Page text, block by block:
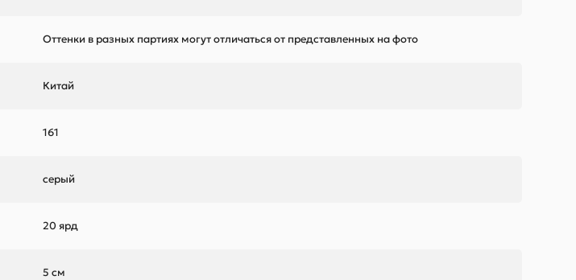
Оттенки в разных партиях могут отличаться от представленных на фото
Китай
161
серый
20 ярд
5 см